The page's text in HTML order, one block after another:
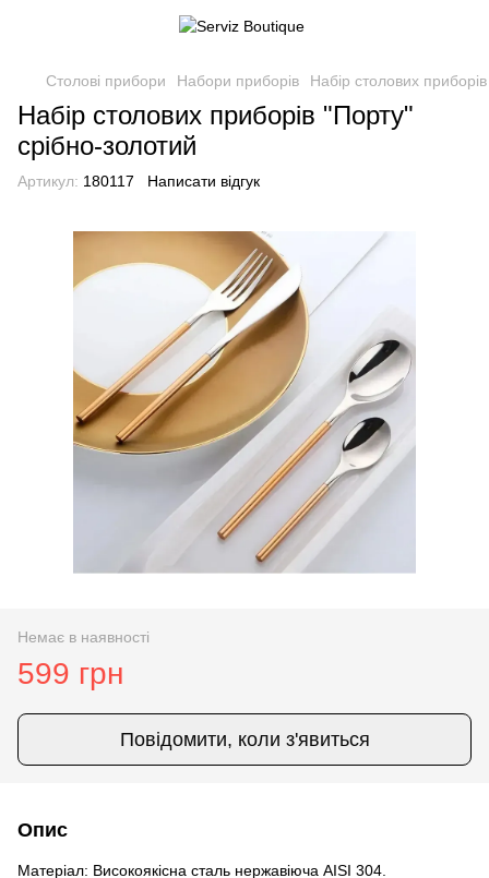
Столові прибори Набори приборів Набір столових
Набір столових приборів "Порту"
срібно-золотий
Артикул: 180117 Написати відгук
Немає в наявності
599 грн
Повідомити, коли з'явиться
Опис
Матеріал: Високоякісна сталь нержавіюча AISI 304.